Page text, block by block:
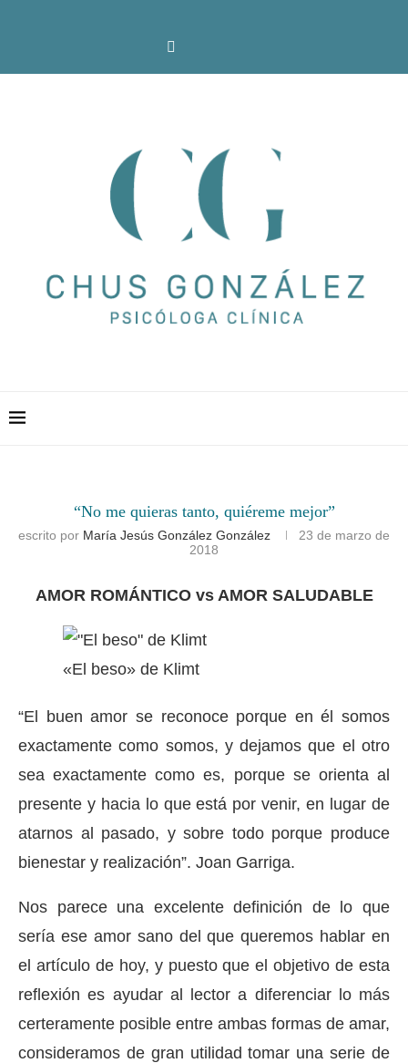
“No me quieras tanto, quiéreme mejor”
escrito por María Jesús González González
23 de marzo de
2018
AMOR ROMÁNTICO vs AMOR SALUDABLE
«El beso» de Klimt
“El buen amor se reconoce porque en él somos
exactamente como somos, y dejamos que el otro
sea exactamente como es, porque se orienta al
presente y hacia lo que está por venir, en lugar de
atarnos al pasado, y sobre todo porque produce
bienestar y realización”. Joan Garriga.
Nos parece una excelente definición de lo que
sería ese amor sano del que queremos hablar en
el artículo de hoy, y puesto que el objetivo de esta
reflexión es ayudar al lector a diferenciar lo más
certeramente posible entre ambas formas de amar,
consideramos de gran utilidad tomar una serie de